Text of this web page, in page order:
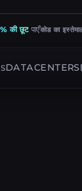
की छूट पाएँकोड का
DATACENTERS